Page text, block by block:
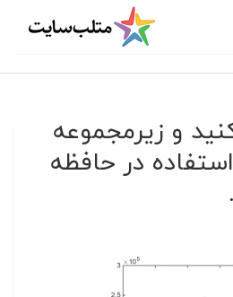
و زیرمجموعه
در حافظه